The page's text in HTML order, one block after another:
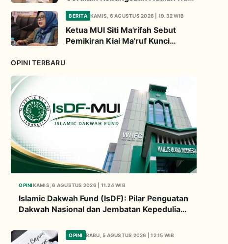
BERITA KAMIS, 6 AGUSTUS 2026 | 19.32 WIB
Ketua MUI Siti Ma'rifah Sebut
Pemikiran Kiai Ma'ruf Kunci
OPINI TERBARU
OPINIKAMIS, 6 AGUSTUS 2026 | 11.24 WIB
Islamic Dakwah Fund (IsDF): Pilar Penguatan
Dakwah Nasional dan Jembatan Kepedulian
OPINI RABU, 5 AGUSTUS 2026 | 12.15 WIB